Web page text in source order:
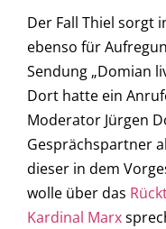
Der Fall Thiel sorgt
ebenso für
Sendung „Domian
Dort hatte ein
Moderator Jürgen
Gesprächspartner
dieser in dem
wolle über das
Kardinal Marx